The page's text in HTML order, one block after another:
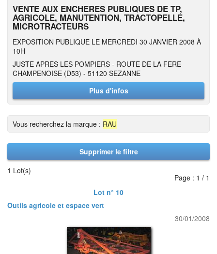
VENTE AUX ENCHERES PUBLIQUES DE TP,
AGRICOLE, MANUTENTION, TRACTOPELLE,
MICROTRACTEURS
EXPOSITION PUBLIQUE LE MERCREDI 30 JANVIER 2008 À
10H
JUSTE APRES LES POMPIERS - ROUTE DE LA FERE
CHAMPENOISE (D53) - 51120 SEZANNE
Plus d'infos
Vous recherchez la marque : RAU
Supprimer le filtre
1 Lot(s)
Page : 1 / 1
Lot n° 10
Outils agricole et espace vert
30/01/2008